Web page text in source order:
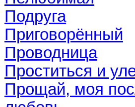
Подруга
Приговорённый
Проводница
Проститься и
Прощай, моя